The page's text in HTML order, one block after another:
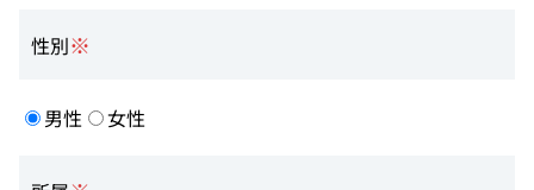
性別※
男性 女性